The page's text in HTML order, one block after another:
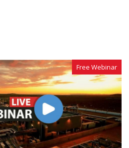
Free Webinar